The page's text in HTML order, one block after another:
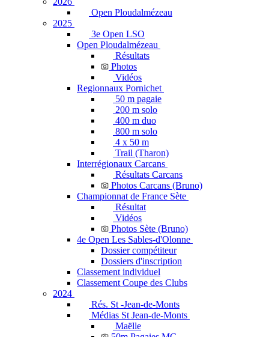
Open Ploudalmézeau
2025
3e Open LSO
Open Ploudalmézeau
Résultats
Photos
Vidéos
Regionnaux Pornichet
50 m pagaie
200 m solo
400 m duo
800 m solo
4 x 50 m
Trail (Tharon)
Interrégionaux Carcans
Résultats Carcans
Photos Carcans (Bruno)
Championnat de France Sète
Résultat
Vidéos
Photos Sète (Bruno)
4e Open Les Sables-d'Olonne
Dossier compétiteur
Dossiers d'inscription
Classement individuel
Classement Coupe des Clubs
2024
Rés. St -Jean-de-Monts
Médias St Jean-de-Monts
Maëlle